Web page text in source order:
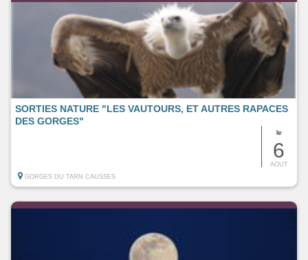
le
6
AOUT
SORTIES NATURE "LES VAUTOURS, ET AUTRES RAPACES
DES GORGES"
GORGES DU TARN CAUSSES